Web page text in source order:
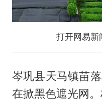
打开网易新
岑巩县天马镇苗
在掀黑色遮光网